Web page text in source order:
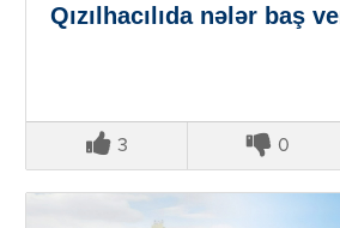
Qızılhacılıda nələr baş
3 0